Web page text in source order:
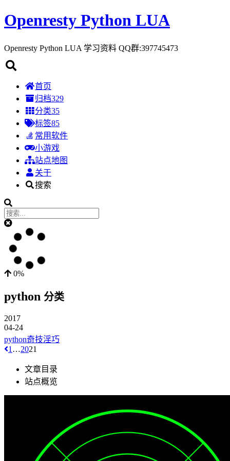
Openresty Python LUA
Openresty Python LUA 学习资料 QQ群:397745473
首页
归档329
分类35
标签85
常用软件
小游戏
站点地图
关于
搜索
0%
python 分类
2017
04-24
python奇技淫巧
1 …2021
文章目录
站点概览